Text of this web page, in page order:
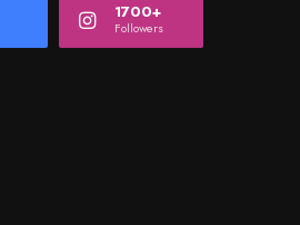
1700+
Followers